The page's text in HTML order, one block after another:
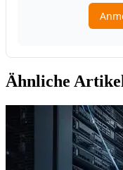
Ähnliche Artikel